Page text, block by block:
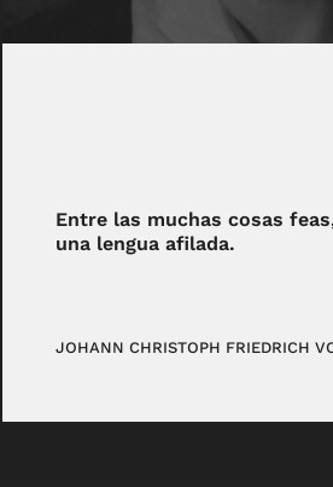
Entre las muchas cosas
una lengua afilada.
JOHANN CHRISTOPH FRIEDRICH